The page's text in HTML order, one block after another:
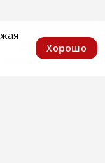
Хорошо
Аккаунт